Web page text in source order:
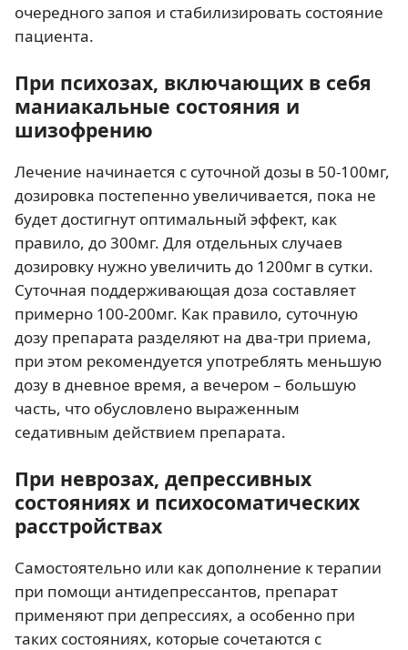
очередного запоя и стабилизировать состояние
пациента.
При психозах, включающих в себя
маниакальные состояния и
шизофрению
Лечение начинается с суточной дозы в 50-100мг,
дозировка постепенно увеличивается, пока не
будет достигнут оптимальный эффект, как
правило, до 300мг. Для отдельных случаев
дозировку нужно увеличить до 1200мг в сутки.
Суточная поддерживающая доза составляет
примерно 100-200мг. Как правило, суточную
дозу препарата разделяют на два-три приема,
при этом рекомендуется употреблять меньшую
дозу в дневное время, а вечером – большую
часть, что обусловлено выраженным
седативным действием препарата.
При неврозах, депрессивных
состояниях и психосоматических
расстройствах
Самостоятельно или как дополнение к терапии
при помощи антидепрессантов, препарат
применяют при депрессиях, а особенно при
таких состояниях, которые сочетаются с